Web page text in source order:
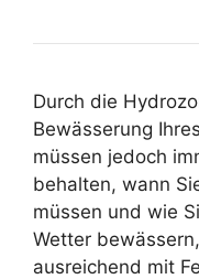
Durch die
Bewässerung
müssen jedoch
behalten, wann
müssen und wie
Wetter
ausreichend mit